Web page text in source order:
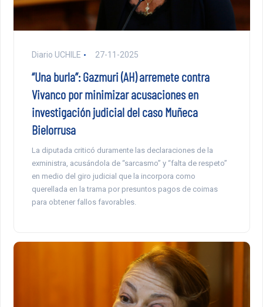
Diario UCHILE 27-11-2025
“Una burla”: Gazmuri (AH) arremete contra
Vivanco por minimizar acusaciones en
investigación judicial del caso Muñeca
Bielorrusa
La diputada criticó duramente las declaraciones de la
exministra, acusándola de “sarcasmo” y “falta de respeto”
en medio del giro judicial que la incorpora como
querellada en la trama por presuntos pagos de coimas
para obtener fallos favorables.